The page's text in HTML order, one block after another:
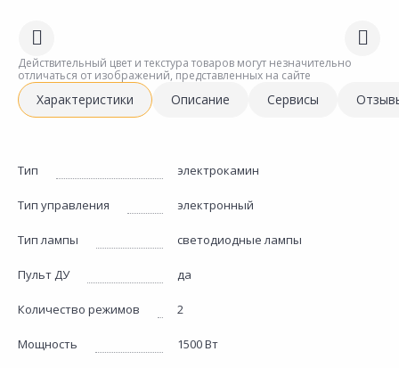
Действительный цвет и текстура товаров могут незначительно
отличаться от изображений, представленных на сайте
Характеристики Описание Сервисы
Тип электрокамин
Тип управления электронный
Тип лампы светодиодные лампы
Пульт ДУ да
Количество режимов 2
Мощность 1500 Вт